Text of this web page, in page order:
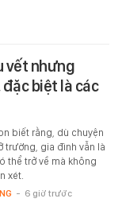
vết nhưng
đặc biệt là các
biết rằng, dù chuyện
trường, gia đình vẫn là
thể trở về mà không
xét.
- 6 giờ trước